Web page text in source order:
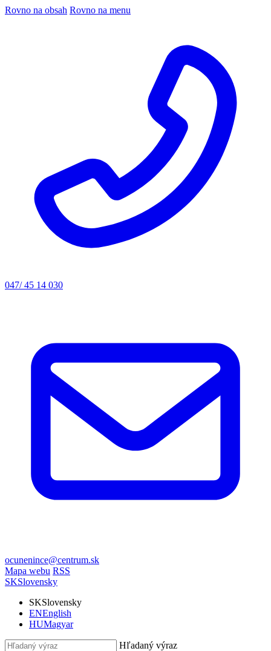
Rovno na obsah Rovno na menu
047/ 45 14 030
ocunenince@centrum.sk
Mapa webu RSS
SKSlovensky
SKSlovensky
ENEnglish
HUMagyar
Hľadaný výraz